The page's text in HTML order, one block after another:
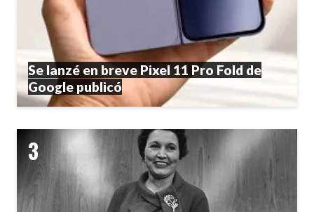
Se lanzé en breve Pixel 11 Pro Fold de
Google publicó